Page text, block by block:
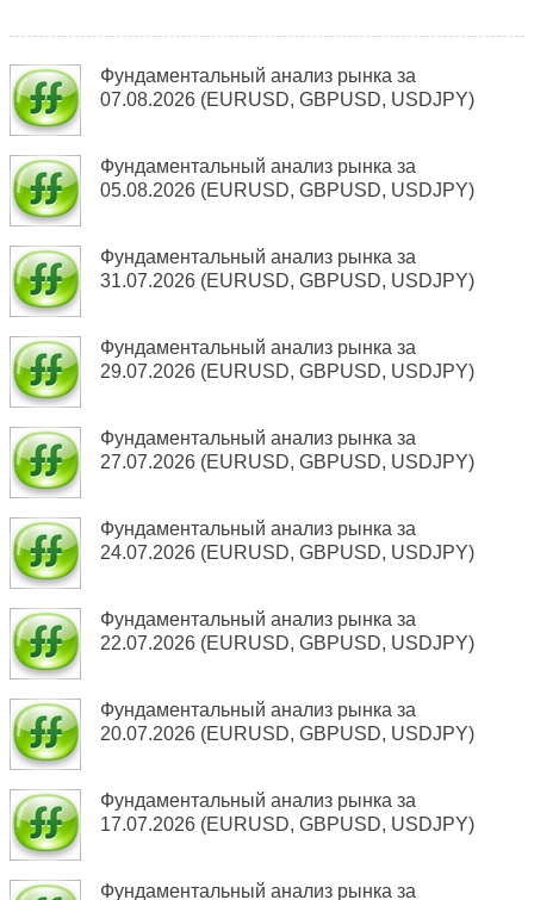
Фундаментальный анализ рынка за
07.08.2026 (EURUSD, GBPUSD, USDJPY)
Фундаментальный анализ рынка за
05.08.2026 (EURUSD, GBPUSD, USDJPY)
Фундаментальный анализ рынка за
31.07.2026 (EURUSD, GBPUSD, USDJPY)
Фундаментальный анализ рынка за
29.07.2026 (EURUSD, GBPUSD, USDJPY)
Фундаментальный анализ рынка за
27.07.2026 (EURUSD, GBPUSD, USDJPY)
Фундаментальный анализ рынка за
24.07.2026 (EURUSD, GBPUSD, USDJPY)
Фундаментальный анализ рынка за
22.07.2026 (EURUSD, GBPUSD, USDJPY)
Фундаментальный анализ рынка за
20.07.2026 (EURUSD, GBPUSD, USDJPY)
Фундаментальный анализ рынка за
17.07.2026 (EURUSD, GBPUSD, USDJPY)
Фундаментальный анализ рынка за